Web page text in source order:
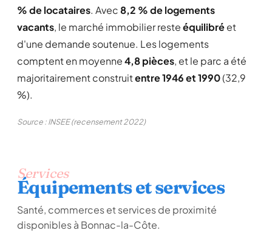
% de locataires. Avec8,2 % de logements
vacants, le marché immobilier resteéquilibréet
d'une demande soutenue. Les logements
comptent en moyenne4,8 pièces, et le parc a été
majoritairement construitentre 1946 et 1990(32,9
%).
Source : INSEE (recensement 2022)
Services
Équipements et services
Santé, commerces et services de proximité
disponibles à Bonnac-la-Côte.